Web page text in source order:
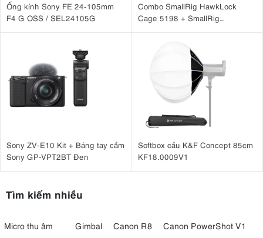
Ống kính Sony FE 24-105mm
F4 G OSS / SEL24105G
Combo SmallRig HawkLock
Cage 5198 + SmallRig
Sony ZV-E10 Kit + Báng tay cầm
Sony GP-VPT2BT Đen
Softbox cầu K&F Concept 85cm
KF18.0009V1
Tìm kiếm nhiều
Micro thu âm Gimbal Canon R8
Canon PowerShot V1